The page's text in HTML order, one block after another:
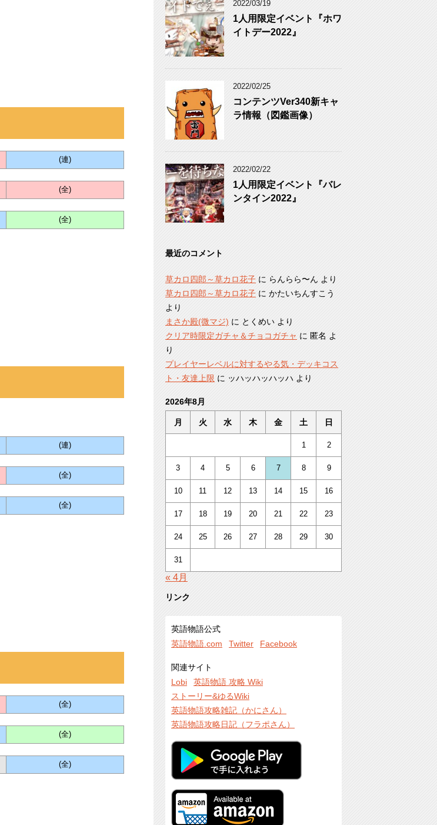
(連)
(全)
(全)
(連)
(全)
(全)
(全)
(全)
(全)
2022/03/19
1人用限定イベント『ホワ
イトデー2022』
2022/02/25
コンテンツVer340新キャ
ラ情報（図鑑画像）
2022/02/22
1人用限定イベント『バレ
ンタイン2022』
最近のコメント
草カロ四郎～草カロ花子 に らんらら〜ん より
草カロ四郎～草カロ花子 に かたいちんすこう
より
まさか殿(微マジ) に とくめい より
クリア時限定ガチャ＆チョコガチャ に 匿名 よ
り
プレイヤーレベルに対するやる気・デッキコス
ト・友達上限 に ッハッハッハッハ より
2026年8月
月 火 水 木 金 土 日
1 2
3 4 5 6 7 8 9
10 11 12 13 14 15 16
17 18 19 20 21 22 23
24 25 26 27 28 29 30
31
« 4月
リンク
英語物語公式
英語物語.com
Twitter Facebook
関連サイト
Lobi
英語物語 攻略 Wiki
ストーリー&ゆるWiki
英語物語攻略雑記（かにさん）
英語物語攻略日記（フラポさん）